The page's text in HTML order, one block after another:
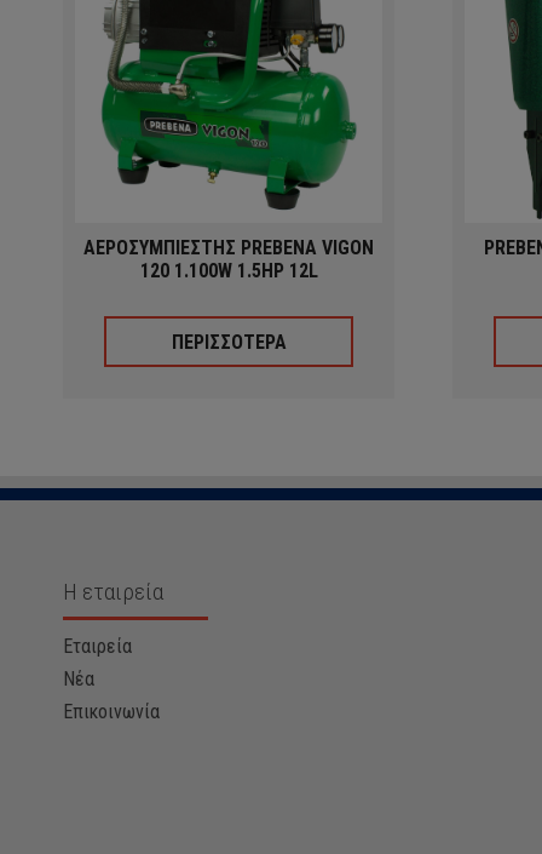
ΑΕΡΟΣΥΜΠΙΕΣΤΗΣ PREBENA VIGON
120 1.100W 1.5HP 12L
ΠΕΡΙΣΣΟΤΕΡΑ
Η εταιρεία
Εταιρεία
Νέα
Επικοινωνία